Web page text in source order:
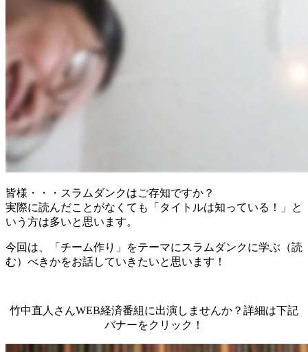
皆様・・・スラムダンクはご存知ですか？
実際に読んだことがなくても「タイトルは知っている！」と
いう方は多いと思います。
今回は、「チーム作り」をテーマにスラムダンクに学ぶ（読
む）べきかをお話していきたいと思います！
竹中直人さんWEB経済番組に出演しませんか？詳細は下記
バナーをクリック！